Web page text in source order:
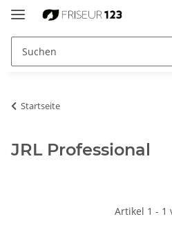
Startseite
JRL Professional
Artikel 1 - 1